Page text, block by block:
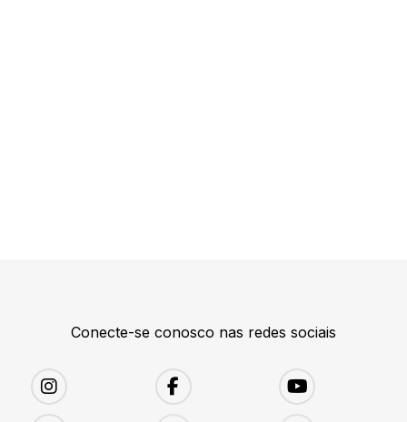
Conecte-se conosco nas redes sociais